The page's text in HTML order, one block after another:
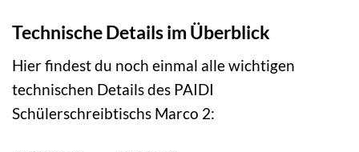
Technische Details im Überblick
Hier findest du noch einmal alle wichtigen
technischen Details des PAIDI
Schülerschreibtischs Marco 2: